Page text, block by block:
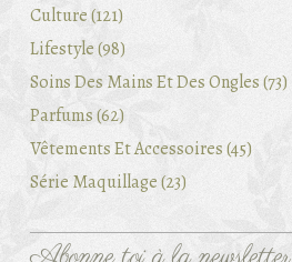
Culture (121)
Lifestyle (98)
Soins Des Mains Et Des Ongles (73)
Parfums (62)
Vêtements Et Accessoires (45)
Série Maquillage (23)